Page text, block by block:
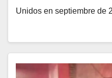
Unidos en septiembre de